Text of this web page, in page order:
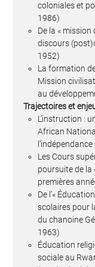
coloniales et
1986)
De la «
discours
1952)
La formation
Mission
au
Trajectoires et
L’instruction :
African
Les Cours
poursuite de la
premières
De l’«
scolaires pour
du chanoine
1963)
Éducation
sociale au